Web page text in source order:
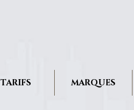
TARIFS MARQUES